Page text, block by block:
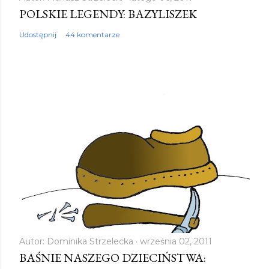
o
m
POLSKIE LEGENDY: BAZYLISZEK
Udostępnij 44 komentarze
Autor: Dominika Strzelecka września 02, 2011
BAŚNIE NASZEGO DZIECIŃSTWA: